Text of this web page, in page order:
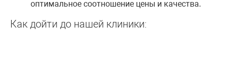
оптимальное соотношение цены и качества.
Как дойти до нашей клиники: